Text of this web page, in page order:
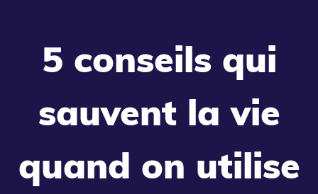
5 conseils qui
sauvent la vie
quand on utilise